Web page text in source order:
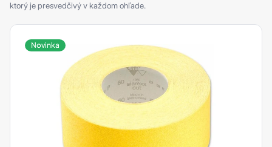
ktorý je presvedčivý v každom ohľade.
Novinka